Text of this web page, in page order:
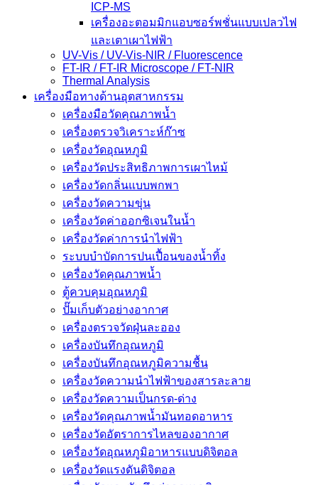
ICP-MS
เครื่องอะตอมมิกแอบซอร์พชั่นแบบเปลวไฟ
และเตาเผาไฟฟ้า
UV-Vis / UV-Vis-NIR / Fluorescence
FT-IR / FT-IR Microscope / FT-NIR
Thermal Analysis
เครื่องมือทางด้านอุตสาหกรรม
เครื่องมือวัดคุณภาพน้ำ
เครื่องตรวจวิเคราะห์ก๊าซ
เครื่องวัดอุณหภูมิ
เครื่องวัดประสิทธิภาพการเผาไหม้
เครื่องวัดกลิ่นแบบพกพา
เครื่องวัดความขุ่น
เครื่องวัดค่าออกซิเจนในน้ำ
เครื่องวัดค่าการนำไฟฟ้า
ระบบบำบัดการปนเปื้อนของน้ำทิ้ง
เครื่องวัดคุณภาพน้ำ
ตู้ควบคุมอุณหภูมิ
ปั๊มเก็บตัวอย่างอากาศ
เครื่องตรวจวัดฝุ่นละออง
เครื่องบันทึกอุณหภูมิ
เครื่องบันทึกอุณหภูมิความชื้น
เครื่องวัดความนําไฟฟ้าของสารละลาย
เครื่องวัดความเป็นกรด-ด่าง
เครื่องวัดคุณภาพน้ำมันทอดอาหาร
เครื่องวัดอัตราการไหลของอากาศ
เครื่องวัดอุณหภูมิอาหารแบบดิจิตอล
เครื่องวัดแรงดันดิจิตอล